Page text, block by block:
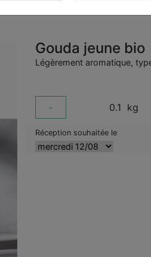
Gouda jeune bio
Légèrement aromatique,
- 0.1 kg
Réception souhaitée le